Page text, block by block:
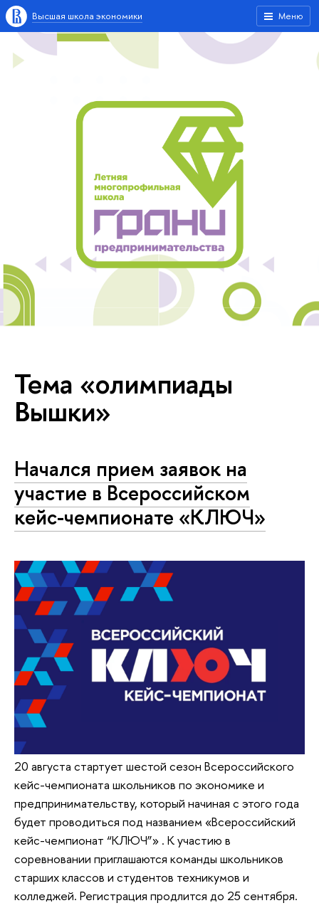
Меню
Высшая школа экономики
Тема «олимпиады
Вышки»
Начался прием заявок на
участие в Всероссийском
кейс-чемпионате «КЛЮЧ»
20 августа стартует шестой сезон Всероссийского
кейс-чемпионата школьников по экономике и
предпринимательству, который начиная с этого года
будет проводиться под названием «Всероссийский
кейс-чемпионат “КЛЮЧ”» . К участию в
соревновании приглашаются команды школьников
старших классов и студентов техникумов и
колледжей. Регистрация продлится до 25 сентября.